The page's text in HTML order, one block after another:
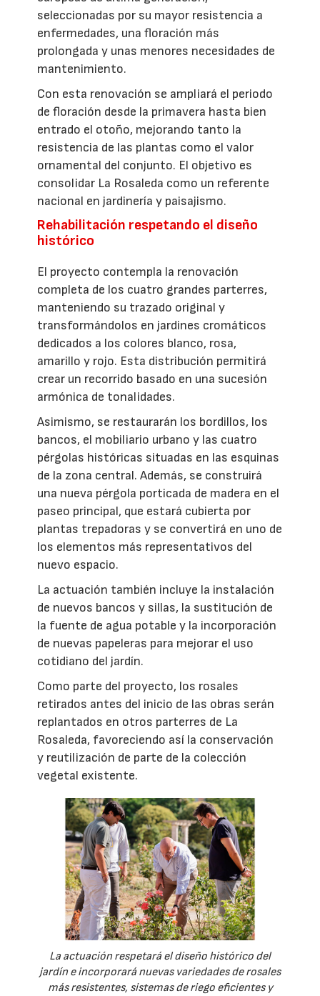
seleccionadas por su mayor resistencia a
enfermedades, una floración más
prolongada y unas menores necesidades de
mantenimiento.
Con esta renovación se ampliará el periodo
de floración desde la primavera hasta bien
entrado el otoño, mejorando tanto la
resistencia de las plantas como el valor
ornamental del conjunto. El objetivo es
consolidar La Rosaleda como un referente
nacional en jardinería y paisajismo.
Rehabilitación respetando el diseño
histórico
El proyecto contempla la renovación
completa de los cuatro grandes parterres,
manteniendo su trazado original y
transformándolos en jardines cromáticos
dedicados a los colores blanco, rosa,
amarillo y rojo. Esta distribución permitirá
crear un recorrido basado en una sucesión
armónica de tonalidades.
Asimismo, se restaurarán los bordillos, los
bancos, el mobiliario urbano y las cuatro
pérgolas históricas situadas en las esquinas
de la zona central. Además, se construirá
una nueva pérgola porticada de madera en el
paseo principal, que estará cubierta por
plantas trepadoras y se convertirá en uno de
los elementos más representativos del
nuevo espacio.
La actuación también incluye la instalación
de nuevos bancos y sillas, la sustitución de
la fuente de agua potable y la incorporación
de nuevas papeleras para mejorar el uso
cotidiano del jardín.
Como parte del proyecto, los rosales
retirados antes del inicio de las obras serán
replantados en otros parterres de La
Rosaleda, favoreciendo así la conservación
y reutilización de parte de la colección
vegetal existente.
La actuación respetará el diseño histórico del
jardín e incorporará nuevas variedades de rosales
más resistentes, sistemas de riego eficientes y